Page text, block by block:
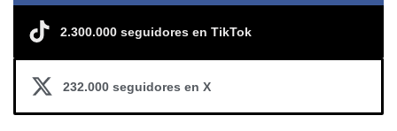
2.300.000 seguidores en TikTok
232.000 seguidores en X